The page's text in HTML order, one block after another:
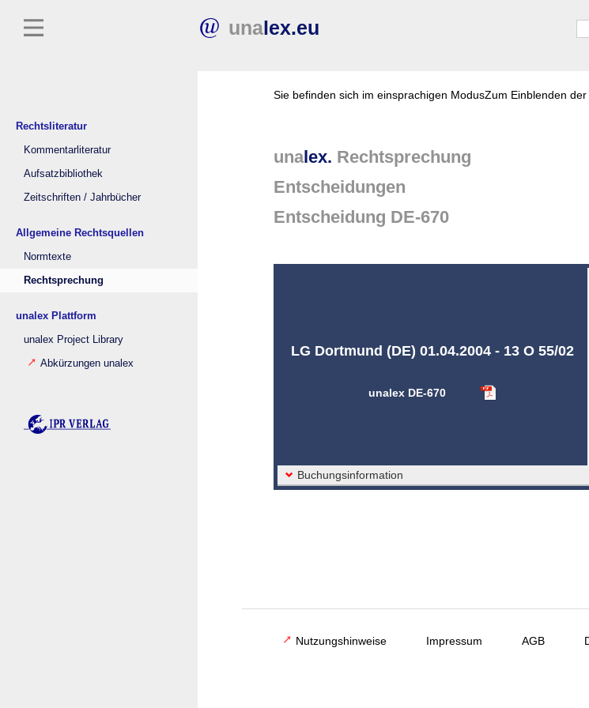
unalex.eu
Rechtsliteratur
Kommentarliteratur
Aufsatzbibliothek
Zeitschriften / Jahrbücher
Allgemeine Rechtsquellen
Normtexte
Rechtsprechung
unalex Plattform
unalex Project Library
Abkürzungen unalex
Sie befinden sich im einsprachigen ModusZum Einblenden
unalex. Rechtsprechung
Entscheidungen
Entscheidung DE-670
LG Dortmund (DE) 01.04.2004 - 13 O 55/02
unalex DE-670
Buchungsinformation
Nutzungshinweise Impressum AGB